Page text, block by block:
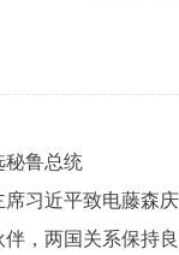
鲁总统
近平致电藤森庆
两国关系保持良